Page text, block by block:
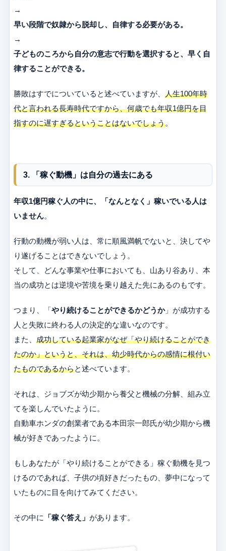
→
早い段階で奴隷から脱却し、自律する必要がある。
→
子どものころから自分の意志で行動を選択すると、早く自
律することができる。
勝敗はすでについていると述べていますが、 人生100年時
代と言われる長寿時代ですから、何歳でも年収1億円を目
指すのに遅すぎるということはないでしょう。
3. 「稼ぐ動機」は自分の過去にある
年収1億円稼ぐ人の中に、「なんとなく」稼いでいる人は
いません。
行動の動機が弱い人は、常に順風満帆でないと、決してや
り遂げることはできないでしょう。
そして、どんな事業や仕事においても、山あり谷あり、本
当の成功とは逆境や苦境を乗り越えた先にあるのもです。
つまり、「やり続けることができるかどうか」が成功する
人と失敗に終わる人の決定的な違いなのです。
また、 成功している起業家がなぜ「やり続けることができ
たのか」というと、それは、幼少時代からの感情に根付い
たものであるからと述べています。
それは、ジョブズが幼少期から養父と機械の分解、組み立
てを楽しんでいたように。
自動車ホンダの創業者である本田宗一郎氏が幼少期から機
械が好きであったように。
もしあなたが「やり続けることができる」稼ぐ動機を見つ
けるのであれば、子供の頃好きだったもの、夢中になって
いたものに目を向けてみてください。
その中に 「稼ぐ答え」 があります。